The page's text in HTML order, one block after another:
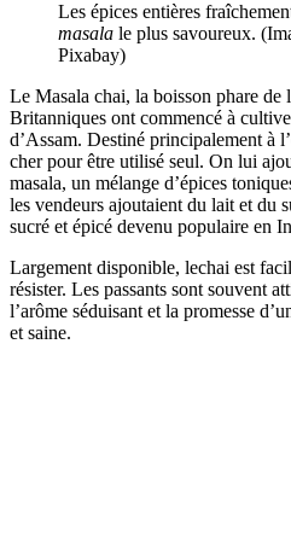
Les épices entières
masala le plus savoureux.
Pixabay)
Le Masala chai, la boisson phare de
Britanniques ont commencé à
d’Assam. Destiné principalement à
cher pour être utilisé seul. On lui
masala, un mélange d’épices
les vendeurs ajoutaient du lait et du
sucré et épicé devenu populaire en
Largement disponible, lechai est
résister. Les passants sont souvent
l’arôme séduisant et la promesse
et saine.